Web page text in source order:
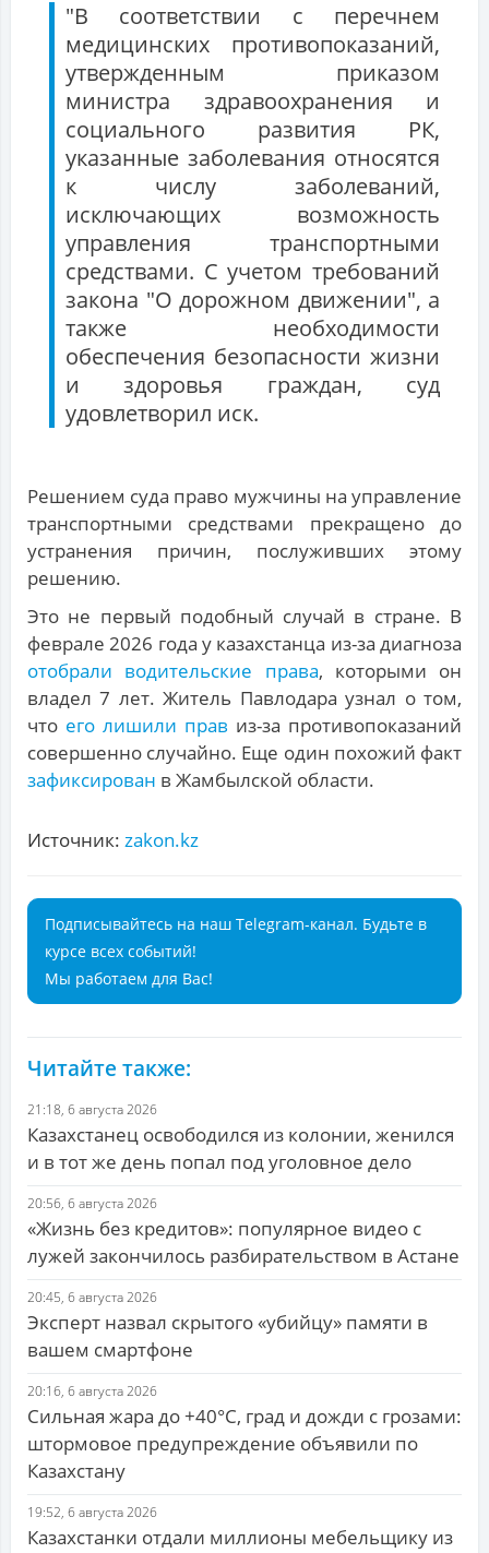
"В соответствии с перечнем
медицинских противопоказаний,
утвержденным приказом
министра здравоохранения и
социального развития РК,
указанные заболевания относятся
к числу заболеваний,
исключающих возможность
управления транспортными
средствами. С учетом требований
закона "О дорожном движении", а
также необходимости
обеспечения безопасности жизни
и здоровья граждан, суд
удовлетворил иск.
Решением суда право мужчины на управление
транспортными средствами прекращено до
устранения причин, послуживших этому
решению.
Это не первый подобный случай в стране. В
феврале 2026 года у казахстанца из-за диагноза
отобрали водительские права, которыми он
владел 7 лет. Житель Павлодара узнал о том,
что его лишили прав из-за противопоказаний
совершенно случайно. Еще один похожий факт
зафиксирован в Жамбылской области.
Источник: zakon.kz
Подписывайтесь на наш Telegram-канал. Будьте в
курсе всех событий!
Мы работаем для Вас!
Читайте также:
21:18, 6 августа 2026
Казахстанец освободился из колонии, женился
и в тот же день попал под уголовное дело
20:56, 6 августа 2026
«Жизнь без кредитов»: популярное видео с
лужей закончилось разбирательством в Астане
20:45, 6 августа 2026
Эксперт назвал скрытого «убийцу» памяти в
вашем смартфоне
20:16, 6 августа 2026
Сильная жара до +40°C, град и дожди с грозами:
штормовое предупреждение объявили по
Казахстану
19:52, 6 августа 2026
Казахстанки отдали миллионы мебельщику из